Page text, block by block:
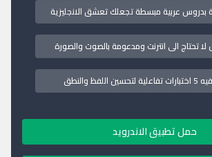
بدروس عربية مبسطة تجعلك تعشق الانجليزية
تحتاج الى انترنت ومدعومة بالصوت والصورة
والنطق
حمل تطبيق الاندرويد